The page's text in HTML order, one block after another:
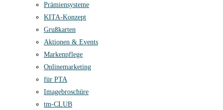
Prämiensysteme
KITA-Konzept
Grußkarten
Aktionen & Events
Markenpflege
Onlinemarketing
für PTA
Imagebroschüre
tm-CLUB